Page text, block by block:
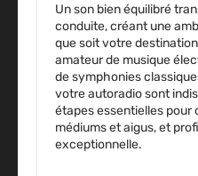
Un son bien équilibré
conduite, créant une
que soit votre
amateur de musique
de symphonies
votre autoradio sont
étapes essentielles pour
médiums et aigus, et
exceptionnelle.